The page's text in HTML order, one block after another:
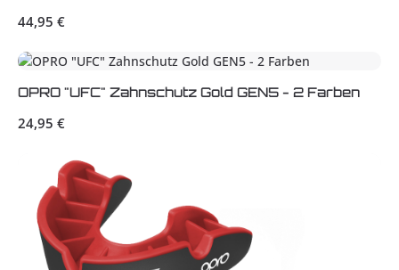
Regulärer Preis:
44,95 €
OPRO "UFC" Zahnschutz Gold GEN5 - 2 Farben
Regulärer Preis:
24,95 €